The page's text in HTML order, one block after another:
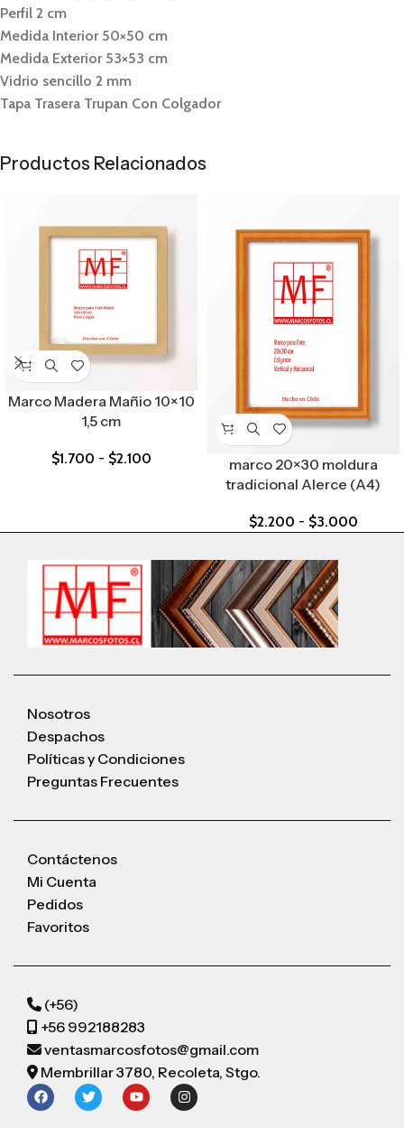
Perfil 2 cm
Medida Interior 50×50 cm
Medida Exterior 53×53 cm
Vidrio sencillo 2 mm
Tapa Trasera Trupan Con Colgador
Productos Relacionados
Marco Madera Mañio 10×10
1,5 cm
$1.700 - $2.100
marco 20×30 moldura
tradicional Alerce (A4)
$2.200 - $3.000
Nosotros
Despachos
Políticas y Condiciones
Preguntas Frecuentes
Contáctenos
Mi Cuenta
Pedidos
Favoritos
(+56)
+56 992188283
ventasmarcosfotos@gmail.com
Membrillar 3780, Recoleta, Stgo.